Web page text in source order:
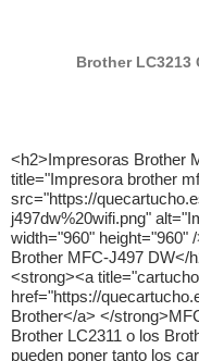
Brother
<h2>Impresoras Brother
title="Impresora brother
src="https://
j497dw%20wifi.png"
width="960" height="960"
Brother MFC-J497 DW</
<strong><a
href="https://
Brother</a> </
Brother LC2311 o los
pueden poner tanto los